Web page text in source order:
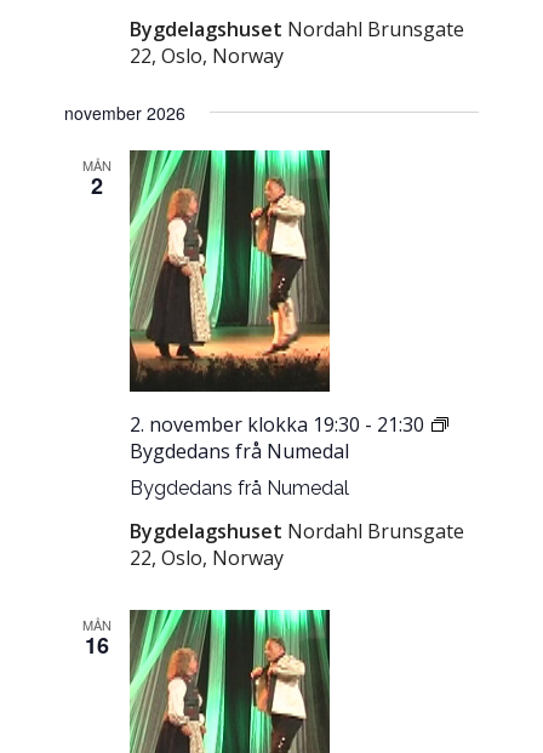
Bygdelagshuset Nordahl Brunsgate
22, Oslo, Norway
november 2026
MÅN
2
Bygdedans frå Numedal
2. november klokka 19:30 - 21:30
Bygdedans frå Numedal
Bygdelagshuset Nordahl Brunsgate
22, Oslo, Norway
MÅN
16